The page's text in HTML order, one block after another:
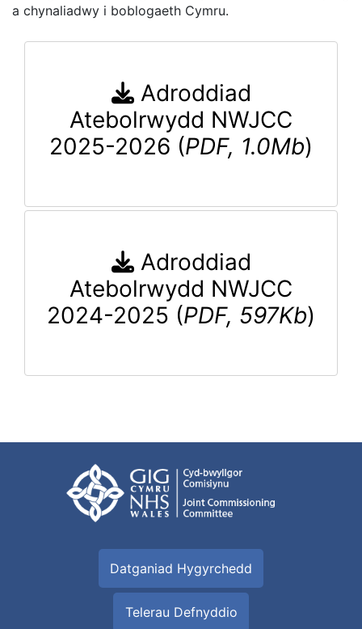
a chynaliadwy i boblogaeth Cymru.
Adroddiad
Atebolrwydd NWJCC
2025-2026 (PDF, 1.0Mb)
Adroddiad
Atebolrwydd NWJCC
2024-2025 (PDF, 597Kb)
Datganiad Hygyrchedd
Telerau Defnyddio